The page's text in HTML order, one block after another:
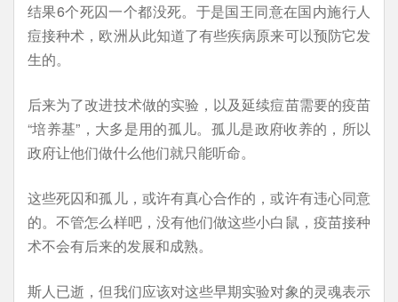
结果6个死囚一个都没死。于是国王同意在国内施行人
痘接种术，欧洲从此知道了有些疾病原来可以预防它发
生的。
后来为了改进技术做的实验，以及延续痘苗需要的疫苗
“培养基”，大多是用的孤儿。孤儿是政府收养的，所以
政府让他们做什么他们就只能听命。
这些死囚和孤儿，或许有真心合作的，或许有违心同意
的。不管怎么样吧，没有他们做这些小白鼠，疫苗接种
术不会有后来的发展和成熟。
斯人已逝，但我们应该对这些早期实验对象的灵魂表示